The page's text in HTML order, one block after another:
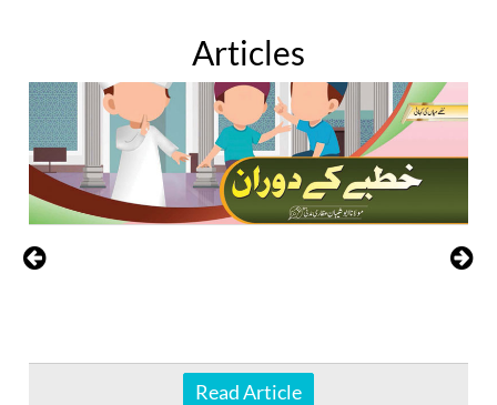
Articles
Read Article